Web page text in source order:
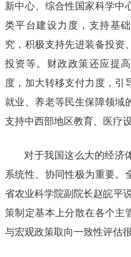
新中心、综合性国家科学中
类平台建设力度，支持基
究，积极支持先进装备投资
投资等。财政政策还应提
度，加大转移支付力度，引
就业、养老等民生保障领域
支持中西部地区教育、医疗设
对于我国这么大的经济
系统性、协同性极为重要。
省农业科学院副院长赵皖平
策制定基本上分散在各个主
与宏观政策取向一致性评估很